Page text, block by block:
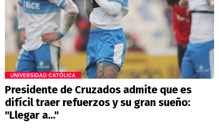
UNIVERSIDAD CATÓLICA
Presidente de Cruzados admite que es
difícil traer refuerzos y su gran sueño:
"Llegar a..."